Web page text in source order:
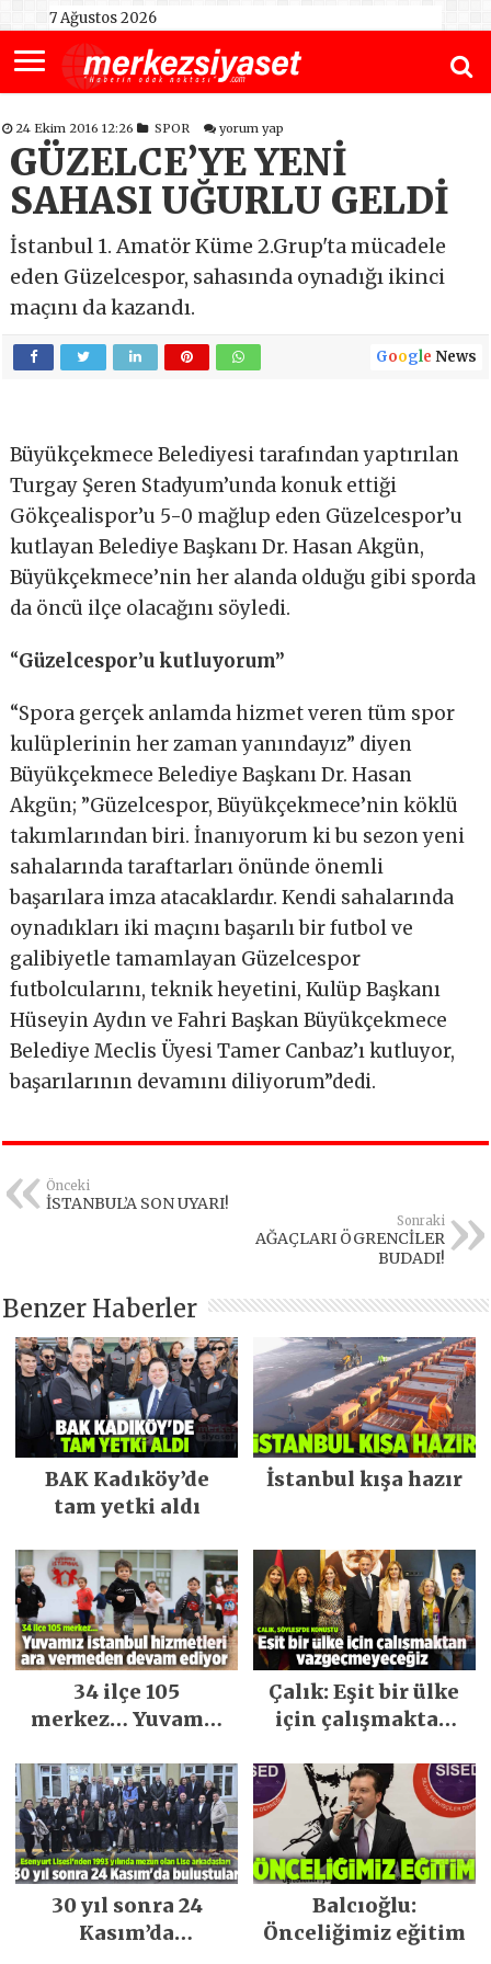
7 Ağustos 2026
24 Ekim 2016 12:26 SPOR yorum yap
GÜZELCE’YE YENİ
SAHASI UĞURLU GELDİ
İstanbul 1. Amatör Küme 2.Grup'ta mücadele
eden Güzelcespor, sahasında oynadığı ikinci
maçını da kazandı.
Google News
Büyükçekmece Belediyesi tarafından yaptırılan
Turgay Şeren Stadyum’unda konuk ettiği
Gökçealispor’u 5-0 mağlup eden Güzelcespor’u
kutlayan Belediye Başkanı Dr. Hasan Akgün,
Büyükçekmece’nin her alanda olduğu gibi sporda
da öncü ilçe olacağını söyledi.
“Güzelcespor’u kutluyorum”
“Spora gerçek anlamda hizmet veren tüm spor
kulüplerinin her zaman yanındayız” diyen
Büyükçekmece Belediye Başkanı Dr. Hasan
Akgün; ”Güzelcespor, Büyükçekmece’nin köklü
takımlarından biri. İnanıyorum ki bu sezon yeni
sahalarında taraftarları önünde önemli
başarılara imza atacaklardır. Kendi sahalarında
oynadıkları iki maçını başarılı bir futbol ve
galibiyetle tamamlayan Güzelcespor
futbolcularını, teknik heyetini, Kulüp Başkanı
Hüseyin Aydın ve Fahri Başkan Büyükçekmece
Belediye Meclis Üyesi Tamer Canbaz’ı kutluyor,
başarılarının devamını diliyorum”dedi.
Önceki
İSTANBUL’A SON UYARI!
Sonraki
AĞAÇLARI ÖGRENCİLER
BUDADI!
Benzer Haberler
BAK Kadıköy’de
tam yetki aldı
İstanbul kışa hazır
34 ilçe 105
merkez… Yuvamız
ara vermeden
devam ediyor
Çalık: Eşit bir ülke
için çalışmaktan
30 yıl sonra 24
Kasım’da
Balcıoğlu:
Önceliğimiz eğitim